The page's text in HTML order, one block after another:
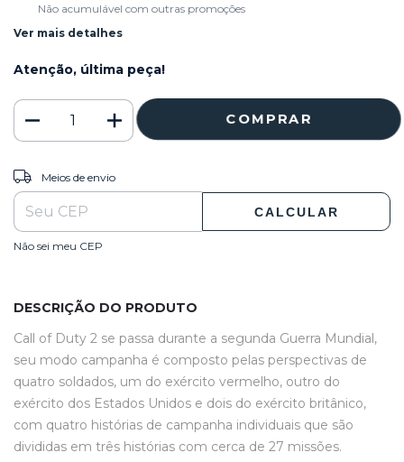
Não acumulável com outras promoções
Ver mais detalhes
Atenção, última peça!
Entregas para o CEP:
Meios de envio
CALCULAR
Não sei meu CEP
DESCRIÇÃO DO PRODUTO
Call of Duty 2 se passa durante a segunda Guerra Mundial,
seu modo campanha é composto pelas perspectivas de
quatro soldados, um do exército vermelho, outro do
exército dos Estados Unidos e dois do exército britânico,
com quatro histórias de campanha individuais que são
divididas em três histórias com cerca de 27 missões.